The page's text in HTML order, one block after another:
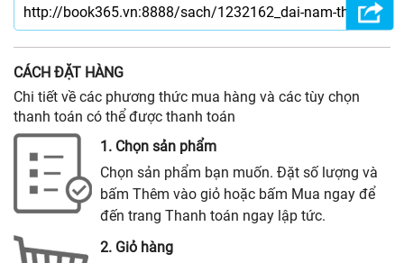
CÁCH ĐẶT HÀNG
Chi tiết về các phương thức mua hàng và các tùy chọn
thanh toán có thể được thanh toán
1. Chọn sản phẩm
Chọn sản phẩm bạn muốn. Đặt số lượng và
bấm Thêm vào giỏ hoặc bấm Mua ngay để
đến trang Thanh toán ngay lập tức.
2. Giỏ hàng